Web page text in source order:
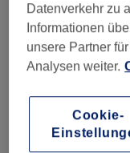
Bewertungen
Bewertung
Verifizierte
Geschrieben
dich in jedem
Datenverkehr zu
Informationen
unsere Partner
Analysen weiter.
Cookie-